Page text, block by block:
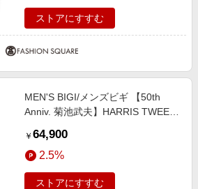
ストアにすすむ
MEN'S BIGI/メンズビギ 【50th
Anniv. 菊池武夫】HARRIS TWEED
￥ 64,900
2.5%
ストアにすすむ